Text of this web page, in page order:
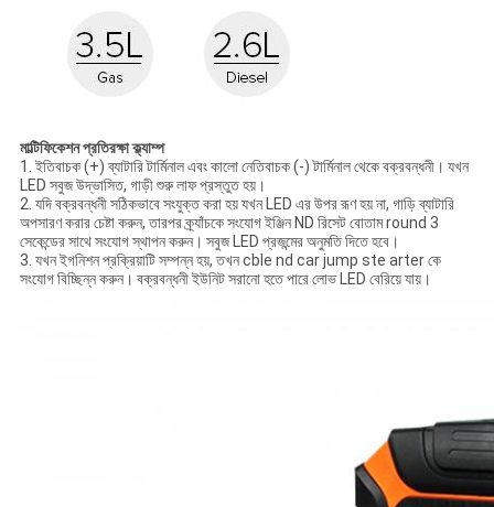
মাল্টিফিকেশন প্রতিরক্ষা ক্ল্যাম্প
1. ইতিবাচক (+) ব্যাটারি টার্মিনাল এবং কালো নেতিবাচক (-) টার্মিনাল থেকে বক্রবন্ধনী। যখন
LED সবুজ উদ্ভাসিত, গাড়ী শুরু লাফ প্রস্তুত হয়।
2. যদি বক্রবন্ধনী সঠিকভাবে সংযুক্ত করা হয় যখন LED এর উপর রূণ হয় না, গাড়ি ব্যাটারি
অপসারণ করার চেষ্টা করুন, তারপর ক্র্যাঁচকে সংযোগ ইঞ্জিন ND রিসেট বোতাম round 3
সেকেন্ডের সাথে সংযোগ স্থাপন করুন। সবুজ LED প্রজন্মের অনুমতি দিতে হবে।
3. যখন ইগনিশন প্রক্রিয়াটি সম্পন্ন হয়, তখন cble nd car jump ste arter কে
সংযোগ বিচ্ছিন্ন করুন। বক্রবন্ধনী ইউনিট সরানো হতে পারে লোভ LED বেরিয়ে যায়।